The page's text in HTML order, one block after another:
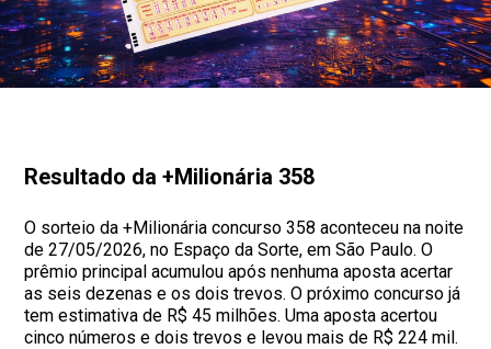
Resultado da +Milionária 358
O sorteio da +Milionária concurso 358 aconteceu na noite
de 27/05/2026, no Espaço da Sorte, em São Paulo. O
prêmio principal acumulou após nenhuma aposta acertar
as seis dezenas e os dois trevos. O próximo concurso já
tem estimativa de R$ 45 milhões. Uma aposta acertou
cinco números e dois trevos e levou mais de R$ 224 mil.